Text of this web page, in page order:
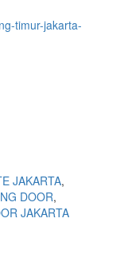
timur-jakarta-
JAKARTA,
DOOR,
JAKARTA